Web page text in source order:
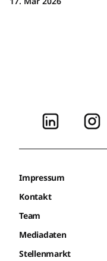
Impressum
Kontakt
Team
Mediadaten
Stellenmarkt